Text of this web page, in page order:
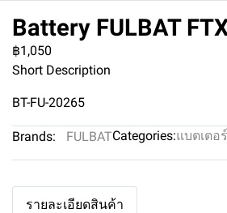
Battery FULBAT
฿1,050
Short Description
BT-FU-20265
Brands: FULBATCategories:แบตเตอ
รายละเอียดสินค้า